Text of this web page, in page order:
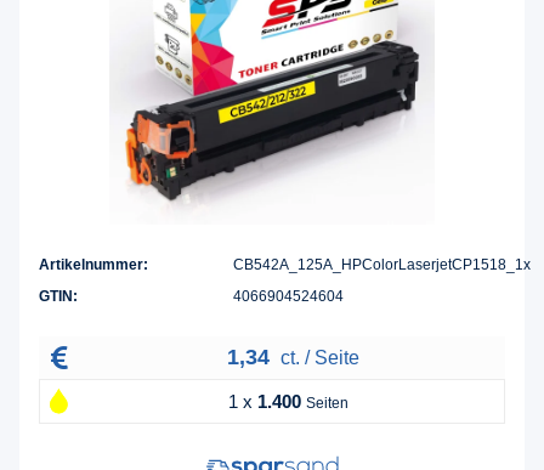
Artikelnummer:
CB542A_125A_HPColorLaserjetCP1518_1x
GTIN:
4066904524604
1,34 ct. / Seite
1 x 1.400 Seiten